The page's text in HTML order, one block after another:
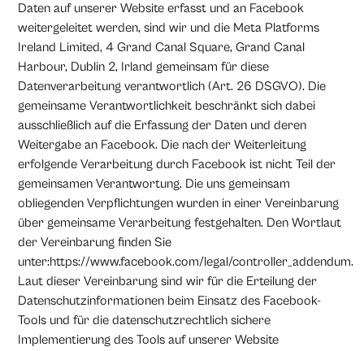
Daten auf unserer Website erfasst und an Facebook
weitergeleitet werden, sind wir und die Meta Platforms
Ireland Limited, 4 Grand Canal Square, Grand Canal
Harbour, Dublin 2, Irland gemeinsam für diese
Datenverarbeitung verantwortlich (Art. 26 DSGVO). Die
gemeinsame Verantwortlichkeit beschränkt sich dabei
ausschließlich auf die Erfassung der Daten und deren
Weitergabe an Facebook. Die nach der Weiterleitung
erfolgende Verarbeitung durch Facebook ist nicht Teil der
gemeinsamen Verantwortung. Die uns gemeinsam
obliegenden Verpflichtungen wurden in einer Vereinbarung
über gemeinsame Verarbeitung festgehalten. Den Wortlaut
der Vereinbarung finden Sie
unter:https://www.facebook.com/legal/controller_addendum.
Laut dieser Vereinbarung sind wir für die Erteilung der
Datenschutzinformationen beim Einsatz des Facebook-
Tools und für die datenschutzrechtlich sichere
Implementierung des Tools auf unserer Website